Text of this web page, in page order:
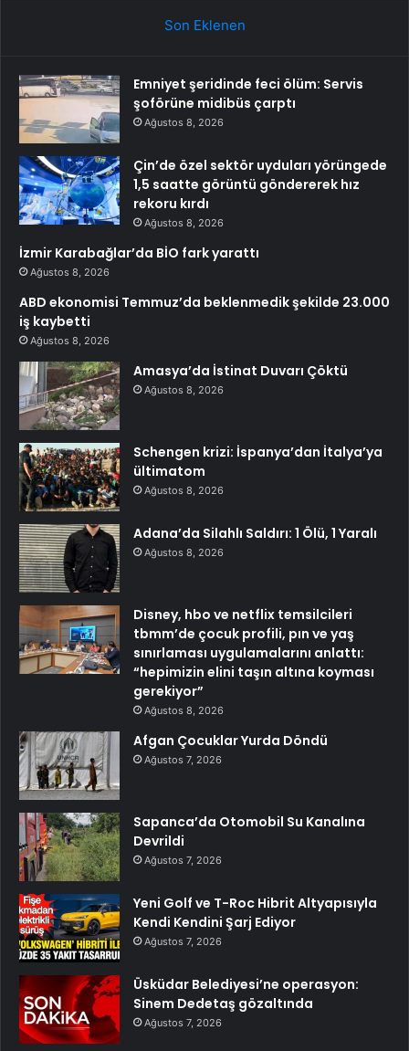
Son Eklenen
Emniyet şeridinde feci ölüm: Servis
şoförüne midibüs çarptı
Ağustos 8, 2026
Çin’de özel sektör uyduları yörüngede
1,5 saatte görüntü göndererek hız
rekoru kırdı
Ağustos 8, 2026
İzmir Karabağlar’da BİO fark yarattı
Ağustos 8, 2026
ABD ekonomisi Temmuz’da beklenmedik şekilde 23.000
iş kaybetti
Ağustos 8, 2026
Amasya’da İstinat Duvarı Çöktü
Ağustos 8, 2026
Schengen krizi: İspanya’dan İtalya’ya
ültimatom
Ağustos 8, 2026
Adana’da Silahlı Saldırı: 1 Ölü, 1 Yaralı
Ağustos 8, 2026
Disney, hbo ve netflix temsilcileri
tbmm’de çocuk profili, pın ve yaş
sınırlaması uygulamalarını anlattı:
“hepimizin elini taşın altına koyması
gerekiyor”
Ağustos 8, 2026
Afgan Çocuklar Yurda Döndü
Ağustos 7, 2026
Sapanca’da Otomobil Su Kanalına
Devrildi
Ağustos 7, 2026
Yeni Golf ve T-Roc Hibrit Altyapısıyla
Kendi Kendini Şarj Ediyor
Ağustos 7, 2026
Üsküdar Belediyesi’ne operasyon:
Sinem Dedetaş gözaltında
Ağustos 7, 2026